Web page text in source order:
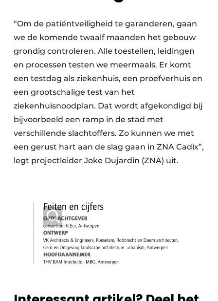
“Om de patiëntveiligheid te garanderen, gaan
we de komende twaalf maanden het gebouw
grondig controleren. Alle toestellen, leidingen
en processen testen we meermaals. Er komt
een testdag als ziekenhuis, een proefverhuis en
een grootschalige test van het
ziekenhuisnoodplan. Dat wordt afgekondigd bij
bijvoorbeeld een ramp in de stad met
verschillende slachtoffers. Zo kunnen we met
een gerust hart aan de slag gaan in ZNA Cadix”,
legt projectleider Joke Dujardin (ZNA) uit.